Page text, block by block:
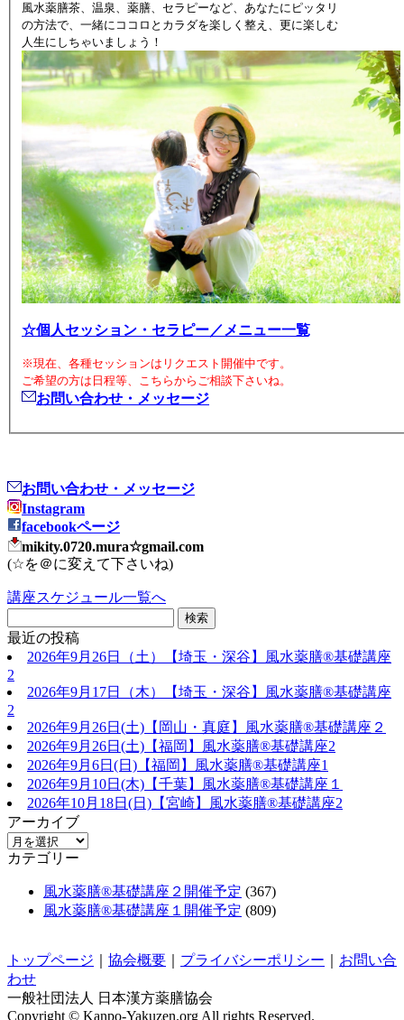
風水薬膳茶、温泉、薬膳、セラピーなど、あなたにピッタリ
の方法で、一緒にココロとカラダを楽しく整え、更に楽しむ
人生にしちゃいましょう！
☆個人セッション・セラピー／メニュー一覧
※現在、各種セッションはリクエスト開催中です。
ご希望の方は日程等、こちらからご相談下さいね。
お問い合わせ・メッセージ
お問い合わせ・メッセージ
Instagram
facebookページ
mikity.0720.mura☆gmail.com
(☆を＠に変えて下さいね)
講座スケジュール一覧へ
最近の投稿
2026年9月26日（土）【埼玉・深谷】風水薬膳®基礎講座
2
2026年9月17日（木）【埼玉・深谷】風水薬膳®基礎講座
2
2026年9月26日(土)【岡山・真庭】風水薬膳®基礎講座２
2026年9月26日(土)【福岡】風水薬膳®︎基礎講座2
2026年9月6日(日)【福岡】風水薬膳®︎基礎講座1
2026年9月10日(木)【千葉】風水薬膳®︎基礎講座１
2026年10月18日(日)【宮崎】風水薬膳®︎基礎講座2
アーカイブ
カテゴリー
風水薬膳®基礎講座２開催予定 (367)
風水薬膳®基礎講座１開催予定 (809)
トップページ 協会概要 プライバシーポリシー
お問い合
わせ
一般社団法人 日本漢方薬膳協会
Copyright © Kanpo-Yakuzen.org All rights Reserved.